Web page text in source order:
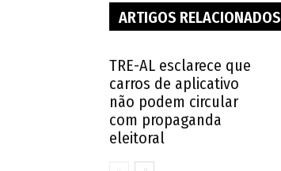
ARTIGOS RELACIONADOS
TRE-AL esclarece que
carros de aplicativo
não podem circular
com propaganda
eleitoral